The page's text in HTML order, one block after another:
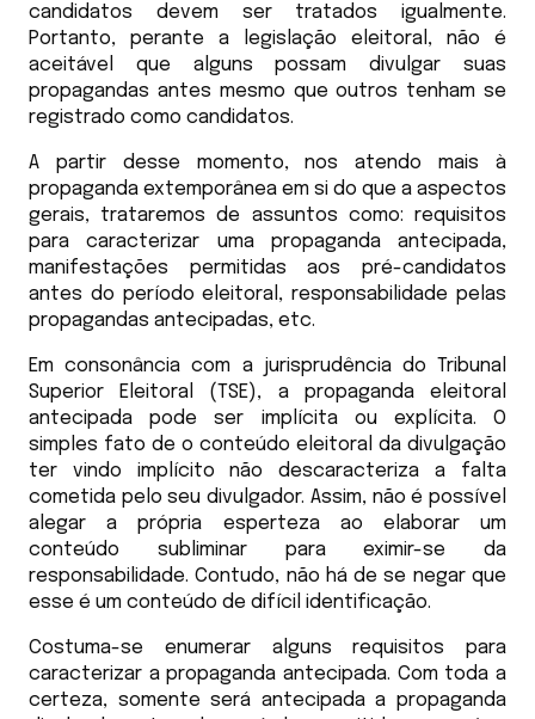
candidatos devem ser tratados igualmente.
Portanto, perante a legislação eleitoral, não é
aceitável que alguns possam divulgar suas
propagandas antes mesmo que outros tenham se
registrado como candidatos.
A partir desse momento, nos atendo mais à
propaganda extemporânea em si do que a aspectos
gerais, trataremos de assuntos como: requisitos
para caracterizar uma propaganda antecipada,
manifestações permitidas aos pré-candidatos
antes do período eleitoral, responsabilidade pelas
propagandas antecipadas, etc.
Em consonância com a jurisprudência do Tribunal
Superior Eleitoral (TSE), a propaganda eleitoral
antecipada pode ser implícita ou explícita. O
simples fato de o conteúdo eleitoral da divulgação
ter vindo implícito não descaracteriza a falta
cometida pelo seu divulgador. Assim, não é possível
alegar a própria esperteza ao elaborar um
conteúdo subliminar para eximir-se da
responsabilidade. Contudo, não há de se negar que
esse é um conteúdo de difícil identificação.
Costuma-se enumerar alguns requisitos para
caracterizar a propaganda antecipada. Com toda a
certeza, somente será antecipada a propaganda